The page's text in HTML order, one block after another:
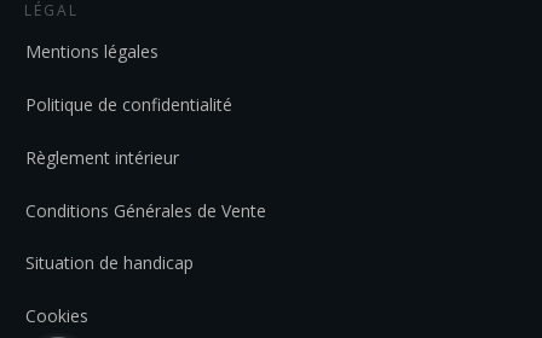
LÉGAL
Mentions légales
Politique de confidentialité
Règlement intérieur
Conditions Générales de Vente
Situation de handicap
Cookies